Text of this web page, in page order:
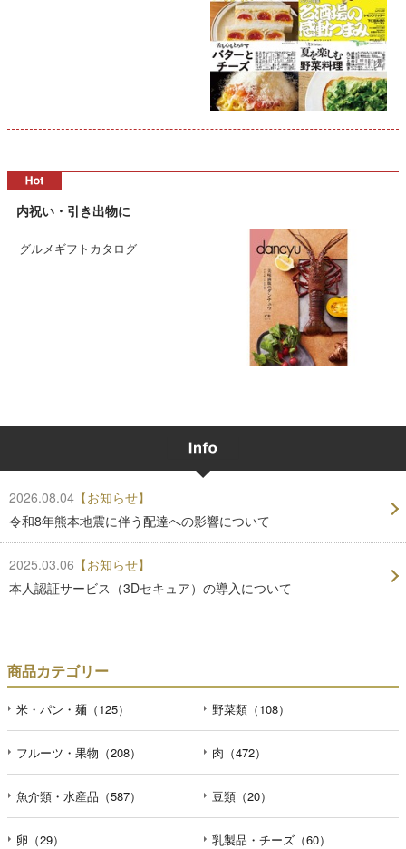
内祝い・引き出物に
グルメギフトカタログ
2026.08.04 【お知らせ】
令和8年熊本地震に伴う配達への影響について
2025.03.06 【お知らせ】
本人認証サービス（3Dセキュア）の導入について
商品カテゴリー
米・パン・麺（125） 野菜類（108）
フルーツ・果物（208） 肉（472）
魚介類・水産品（587） 豆類（20）
卵（29） 乳製品・チーズ（60）